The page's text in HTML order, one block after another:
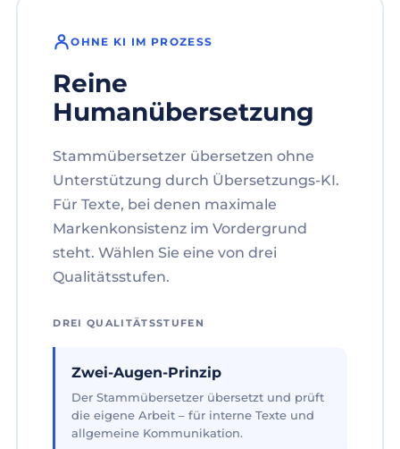
OHNE KI IM PROZESS
Reine
Humanübersetzung
Stammübersetzer übersetzen ohne
Unterstützung durch Übersetzungs-KI.
Für Texte, bei denen maximale
Markenkonsistenz im Vordergrund
steht. Wählen Sie eine von drei
Qualitätsstufen.
DREI QUALITÄTSSTUFEN
Zwei-Augen-Prinzip
Der Stammübersetzer übersetzt und prüft
die eigene Arbeit – für interne Texte und
allgemeine Kommunikation.